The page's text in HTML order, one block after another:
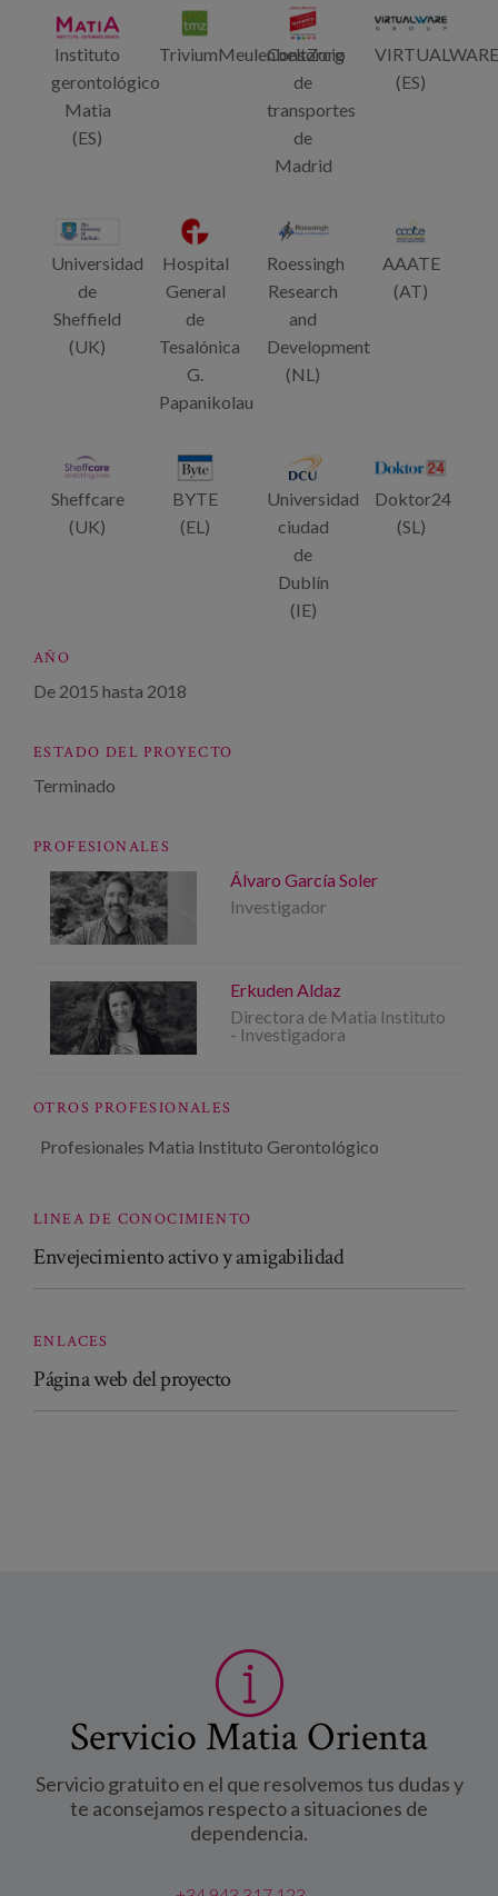
Instituto
gerontológico
Matia
(ES)
TriviumMeulenbeltZorg
Consorcio
de
transportes
de
Madrid
VIRTUALWARE
(ES)
Universidad
de
Sheffield
(UK)
Hospital
General
de
Tesalónica
G.
Papanikolau
Roessingh
Research
and
Development
(NL)
AAATE
(AT)
Sheffcare
(UK)
BYTE
(EL)
Universidad
ciudad
de
Dublín
(IE)
Doktor24
(SL)
AÑO
De 2015 hasta 2018
ESTADO DEL PROYECTO
Terminado
PROFESIONALES
Álvaro García Soler
Investigador
Erkuden Aldaz
Directora de Matia Instituto
- Investigadora
OTROS PROFESIONALES
Profesionales Matia Instituto Gerontológico
LINEA DE CONOCIMIENTO
Envejecimiento activo y amigabilidad
ENLACES
Página web del proyecto
Servicio Matia Orienta
Servicio gratuito en el que resolvemos tus dudas y
te aconsejamos respecto a situaciones de
dependencia.